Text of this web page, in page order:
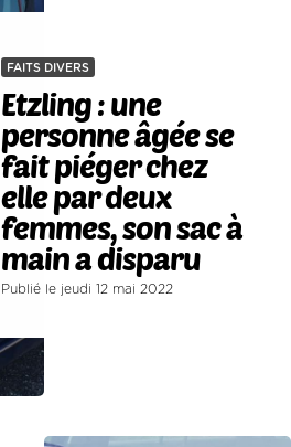
FAITS DIVERS
Etzling : une
personne âgée se
fait piéger chez
elle par deux
femmes, son sac à
main a disparu
Publié le jeudi 12 mai 2022